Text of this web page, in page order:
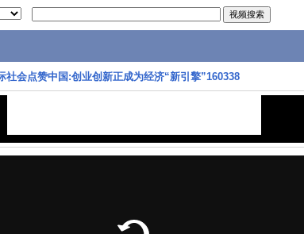
社会点赞中国:创业创新正成为经济“新引擎”160338